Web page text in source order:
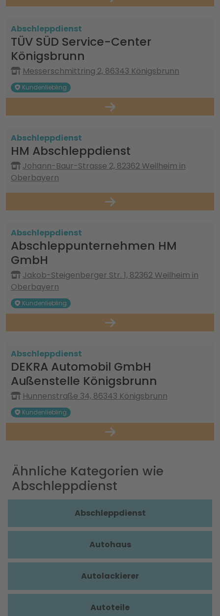
Abschleppdienst
TÜV SÜD Service-Center
Königsbrunn
Messerschmittring 2, 86343 Königsbrunn
Kundenliebling
Abschleppdienst
HM Abschleppdienst
Johann-Baur-Strasse 2, 82362 Weilheim in
Oberbayern
Abschleppdienst
Abschleppunternehmen HM
GmbH
Jakob-Steigenberger Str. 1, 82362 Weilheim in
Oberbayern
Kundenliebling
Abschleppdienst
DEKRA Automobil GmbH
Außenstelle Königsbrunn
Hunnenstraße 34, 86343 Königsbrunn
Kundenliebling
Ähnliche Kategorien wie
Abschleppdienst
Abschleppdienst
Autohaus
Autolackierer
Autoteile